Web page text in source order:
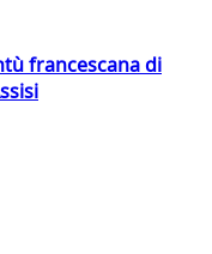
francescana di